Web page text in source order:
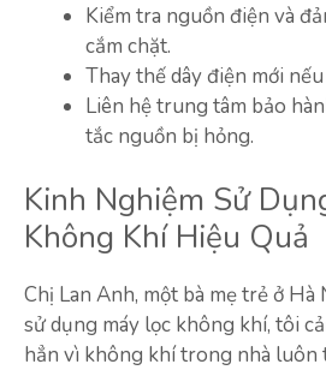
Kiểm tra nguồn điện và
cắm chặt.
Thay thế dây điện mới
Liên hệ trung tâm bảo
tắc nguồn bị hỏng.
Kinh Nghiệm Sử
Không Khí Hiệu Quả
Chị Lan Anh, một bà mẹ trẻ ở Hà
sử dụng máy lọc không khí, tôi
hẳn vì không khí trong nhà luôn